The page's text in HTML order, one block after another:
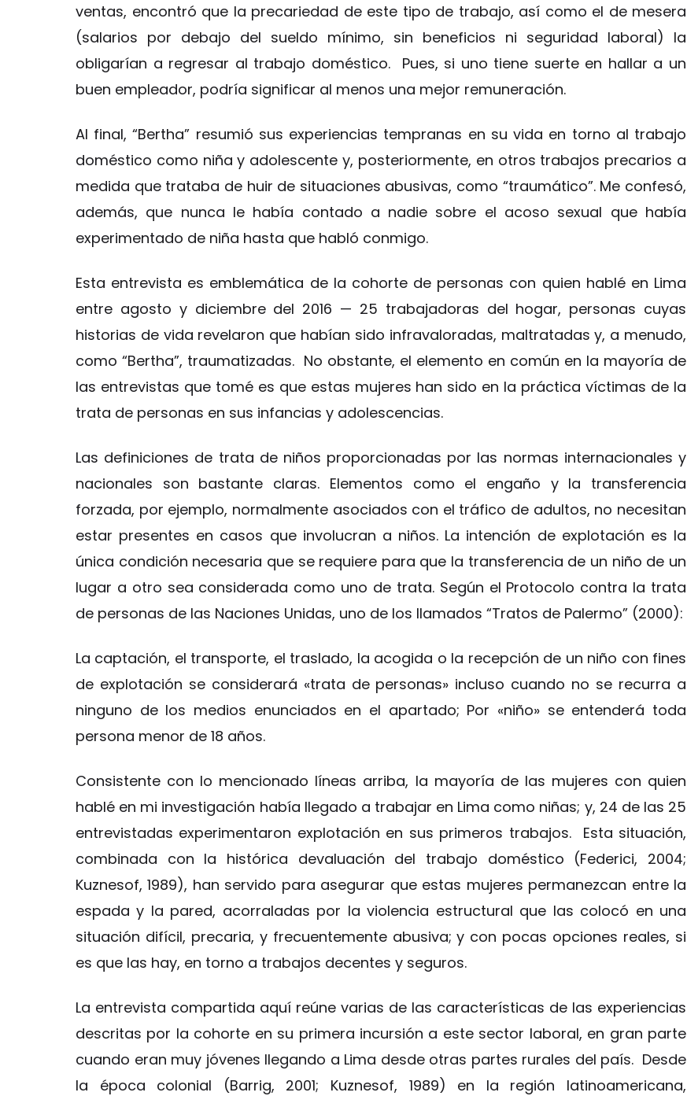
ventas, encontró que la precariedad de este tipo de trabajo, así como el de mesera
(salarios por debajo del sueldo mínimo, sin beneficios ni seguridad laboral) la
obligarían a regresar al trabajo doméstico. Pues, si uno tiene suerte en hallar a un
buen empleador, podría significar al menos una mejor remuneración.
Al final, “Bertha” resumió sus experiencias tempranas en su vida en torno al trabajo
doméstico como niña y adolescente y, posteriormente, en otros trabajos precarios a
medida que trataba de huir de situaciones abusivas, como “traumático”. Me confesó,
además, que nunca le había contado a nadie sobre el acoso sexual que había
experimentado de niña hasta que habló conmigo.
Esta entrevista es emblemática de la cohorte de personas con quien hablé en Lima
entre agosto y diciembre del 2016 — 25 trabajadoras del hogar, personas cuyas
historias de vida revelaron que habían sido infravaloradas, maltratadas y, a menudo,
como “Bertha”, traumatizadas. No obstante, el elemento en común en la mayoría de
las entrevistas que tomé es que estas mujeres han sido en la práctica víctimas de la
trata de personas en sus infancias y adolescencias.
Las definiciones de trata de niños proporcionadas por las normas internacionales y
nacionales son bastante claras. Elementos como el engaño y la transferencia
forzada, por ejemplo, normalmente asociados con el tráfico de adultos, no necesitan
estar presentes en casos que involucran a niños. La intención de explotación es la
única condición necesaria que se requiere para que la transferencia de un niño de un
lugar a otro sea considerada como uno de trata. Según el Protocolo contra la trata
de personas de las Naciones Unidas, uno de los llamados “Tratos de Palermo” (2000):
La captación, el transporte, el traslado, la acogida o la recepción de un niño con fines
de explotación se considerará «trata de personas» incluso cuando no se recurra a
ninguno de los medios enunciados en el apartado; Por «niño» se entenderá toda
persona menor de 18 años.
Consistente con lo mencionado líneas arriba, la mayoría de las mujeres con quien
hablé en mi investigación había llegado a trabajar en Lima como niñas; y, 24 de las 25
entrevistadas experimentaron explotación en sus primeros trabajos. Esta situación,
combinada con la histórica devaluación del trabajo doméstico (Federici, 2004;
Kuznesof, 1989), han servido para asegurar que estas mujeres permanezcan entre la
espada y la pared, acorraladas por la violencia estructural que las colocó en una
situación difícil, precaria, y frecuentemente abusiva; y con pocas opciones reales, si
es que las hay, en torno a trabajos decentes y seguros.
La entrevista compartida aquí reúne varias de las características de las experiencias
descritas por la cohorte en su primera incursión a este sector laboral, en gran parte
cuando eran muy jóvenes llegando a Lima desde otras partes rurales del país. Desde
la época colonial (Barrig, 2001; Kuznesof, 1989) en la región latinoamericana,